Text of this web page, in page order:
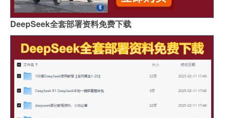
DeepSeek全套部署资料免费下载